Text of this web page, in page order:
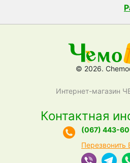
© 2026.
Интернет-магазин
Контактная
(067) 443-
Перезвонить